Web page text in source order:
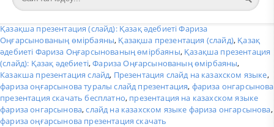
Қазақша презентация (слайд): Қазақ әдебиеті Фариза
Оңғарсынованың өмірбаяны, Қазақша презентация (слайд), Қазақ
әдебиеті Фариза Оңғарсынованың өмірбаяны, Қазақша презентация
(слайд): Қазақ әдебиеті,Фариза Оңғарсынованың өмірбаяны,
Казакша презентация слайд, Презентация слайд на казахском языке,
фариза оңғарсынова туралы слайд презентация, фариза онгарсынова
презентация скачать бесплатно, презентация на казахском языке
фариза онгарсынова,слайд на казахском языке фариза онгарсынова,
фариза оңғарсынова презентация скачать